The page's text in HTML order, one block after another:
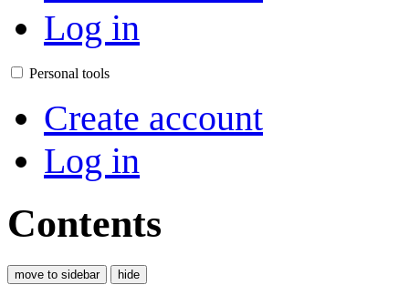
Log in
Personal tools
Create account
Log in
Contents
move to sidebar hide